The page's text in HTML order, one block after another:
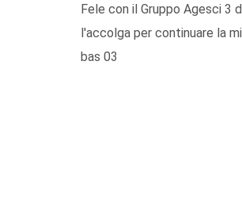
Fele con il Gruppo Agesci 3
l'accolga per continuare la
bas 03